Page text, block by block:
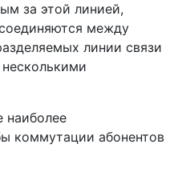
за этой линией,
между
линии связи
наиболее
коммутации абонентов